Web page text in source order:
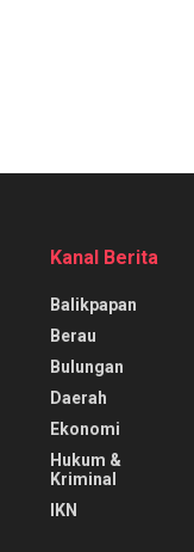
Kanal Berita
Balikpapan
Berau
Bulungan
Daerah
Ekonomi
Hukum &
Kriminal
IKN